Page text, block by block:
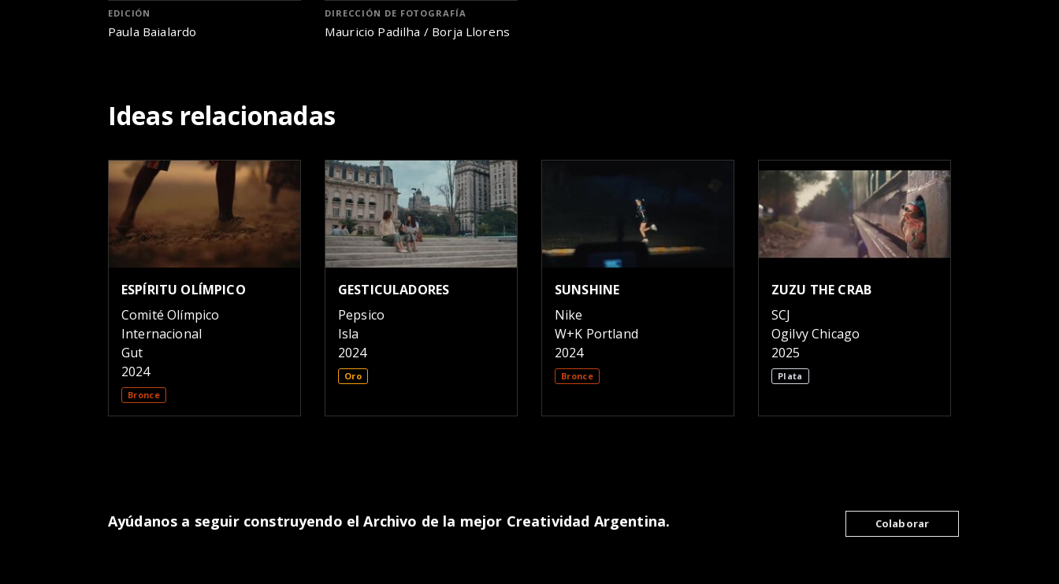
EDICIÓN
Paula Baialardo
DIRECCIÓN DE FOTOGRAFÍA
Mauricio Padilha / Borja Llorens
Ideas relacionadas
ESPÍRITU OLÍMPICO
Comité Olímpico
Internacional
Gut
2024
Bronce
GESTICULADORES
Pepsico
Isla
2024
Oro
SUNSHINE
Nike
W+K Portland
2024
Bronce
ZUZU THE CRAB
SCJ
Ogilvy Chicago
2025
Plata
Ayúdanos a seguir construyendo el Archivo de la mejor Creatividad Argentina. Colaborar